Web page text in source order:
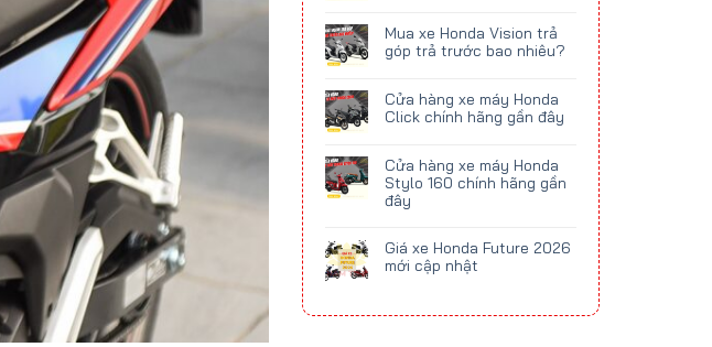
Mua xe Honda Vision trả
góp trả trước bao nhiêu?
Cửa hàng xe máy Honda
Click chính hãng gần đây
Cửa hàng xe máy Honda
Stylo 160 chính hãng gần
đây
Giá xe Honda Future 2026
mới cập nhật